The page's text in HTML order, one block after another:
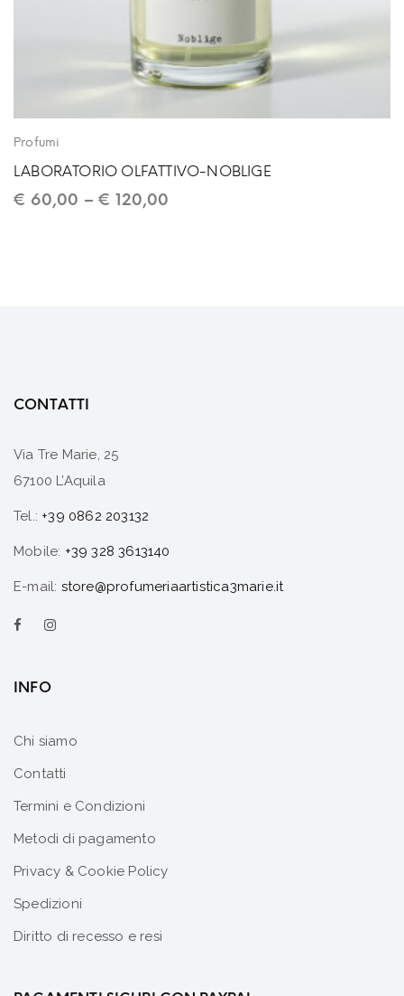
Profumi
LABORATORIO OLFATTIVO-NOBLIGE
€ 60,00 –€ 120,00
CONTATTI
Via Tre Marie, 25
67100 L’Aquila
Tel.: +39 0862 203132
Mobile: +39 328 3613140
E-mail: store@profumeriaartistica3marie.it
INFO
Chi siamo
Contatti
Termini e Condizioni
Metodi di pagamento
Privacy & Cookie Policy
Spedizioni
Diritto di recesso e resi